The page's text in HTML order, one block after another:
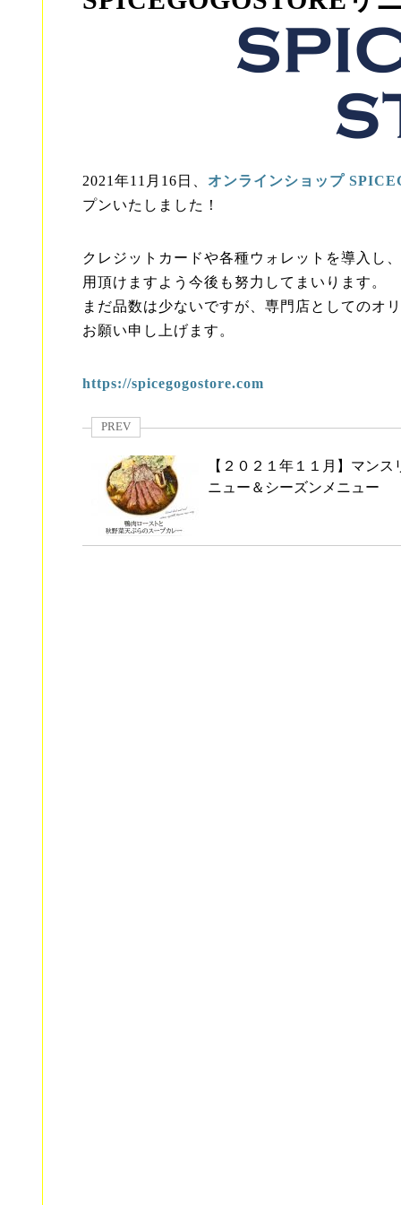
2021年11月16日、 オンラインショップ
プンいたしました！
クレジットカードや各種ウォレットを導入し
用頂けますよう今後も努力してまいります。
まだ品数は少ないですが、専門店としてのオ
お願い申し上げます。
https://spicegogostore.com
PREV
【２０２１年１１月】マンス
ニュー＆シーズンメニュー